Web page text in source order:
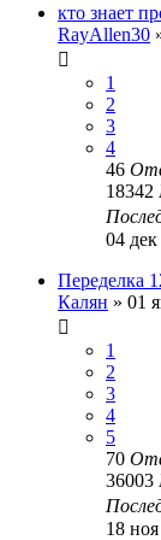
кто знает
RayAllen30
1
2
3
4
46
18342
04
Переделка
Калян » 01
1
2
3
4
5
70
36003
18